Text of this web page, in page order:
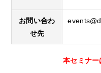
お問い合わ
せ先
本セミナ